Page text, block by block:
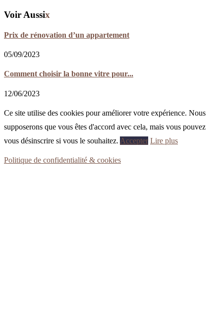
Voir Aussix
Prix de rénovation d’un appartement
05/09/2023
Comment choisir la bonne vitre pour...
12/06/2023
Ce site utilise des cookies pour améliorer votre expérience. Nous
supposerons que vous êtes d'accord avec cela, mais vous pouvez
vous désinscrire si vous le souhaitez. Accepter Lire plus
Politique de confidentialité & cookies